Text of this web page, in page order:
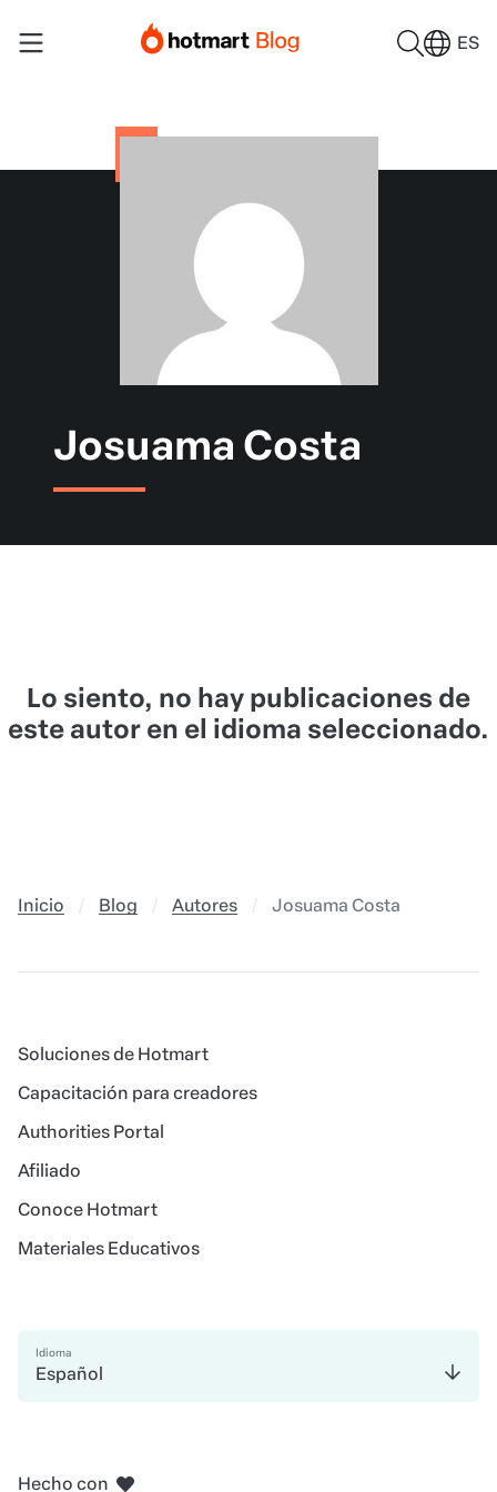
ES
Josuama Costa
Lo siento, no hay publicaciones de
este autor en el idioma seleccionado.
Inicio Blog Autores Josuama Costa
Soluciones de Hotmart
Capacitación para creadores
Authorities Portal
Afiliado
Conoce Hotmart
Materiales Educativos
Idioma
Español
Hecho con